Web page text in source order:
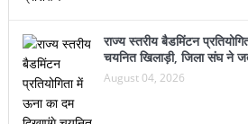
राज्य स्तरीय बैडमिंटन
चयनित खिलाड़ी, जिला संघ ने
August 04, 2026